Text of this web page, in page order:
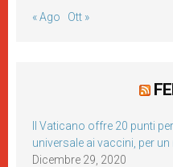
« Ago Ott »
Il Vaticano offre 20 punti
universale ai vaccini, per
Dicembre 29, 2020